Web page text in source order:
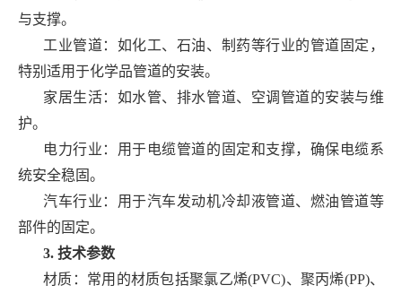
与支撑。
工业管道：如化工、石油、制药等行业的管道固定，
特别适用于化学品管道的安装。
家居生活：如水管、排水管道、空调管道的安装与维
护。
电力行业：用于电缆管道的固定和支撑，确保电缆系
统安全稳固。
汽车行业：用于汽车发动机冷却液管道、燃油管道等
部件的固定。
3. 技术参数
材质：常用的材质包括聚氯乙烯(PVC)、聚丙烯(PP)、